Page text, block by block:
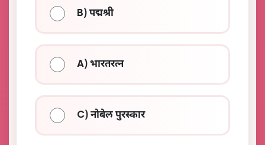
B) पद्मश्री
A) भारतरत्न
C) नोबेल पुरस्कार